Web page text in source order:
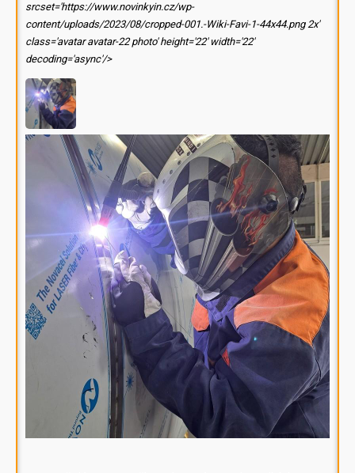
srcset='https://www.novinkyin.cz/wp-
content/uploads/2023/08/cropped-001.-Wiki-Favi-1-44x44.png 2x'
class='avatar avatar-22 photo' height='22' width='22'
decoding='async'/>